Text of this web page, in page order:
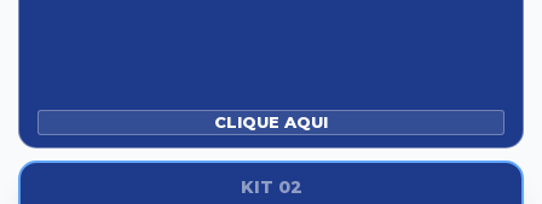
CLIQUE AQUI
KIT 02